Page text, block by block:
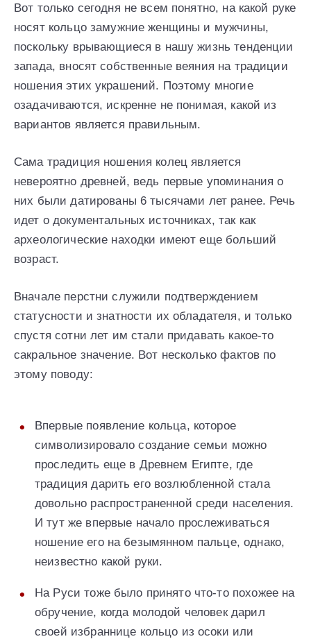
Вот только сегодня не всем понятно, на какой руке
носят кольцо замужние женщины и мужчины,
поскольку врывающиеся в нашу жизнь тенденции
запада, вносят собственные веяния на традиции
ношения этих украшений. Поэтому многие
озадачиваются, искренне не понимая, какой из
вариантов является правильным.
Сама традиция ношения колец является
невероятно древней, ведь первые упоминания о
них были датированы 6 тысячами лет ранее. Речь
идет о документальных источниках, так как
археологические находки имеют еще больший
возраст.
Вначале перстни служили подтверждением
статусности и знатности их обладателя, и только
спустя сотни лет им стали придавать какое-то
сакральное значение. Вот несколько фактов по
этому поводу:
Впервые появление кольца, которое
символизировало создание семьи можно
проследить еще в Древнем Египте, где
традиция дарить его возлюбленной стала
довольно распространенной среди населения.
И тут же впервые начало прослеживаться
ношение его на безымянном пальце, однако,
неизвестно какой руки.
На Руси тоже было принято что-то похожее на
обручение, когда молодой человек дарил
своей избраннице кольцо из осоки или